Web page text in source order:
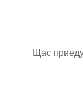
Щас